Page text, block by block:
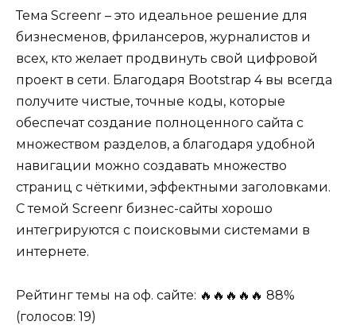
Тема Screenr – это идеальное решение для
бизнесменов, фрилансеров, журналистов и
всех, кто желает продвинуть свой цифровой
проект в сети. Благодаря Bootstrap 4 вы всегда
получите чистые, точные коды, которые
обеспечат создание полноценного сайта с
множеством разделов, а благодаря удобной
навигации можно создавать множество
страниц с чёткими, эффектными заголовками.
С темой Screenr бизнес-сайты хорошо
интегрируются с поисковыми системами в
интернете.
Рейтинг темы на оф. сайте: 🔥🔥🔥🔥🔥 88%
(голосов: 19)